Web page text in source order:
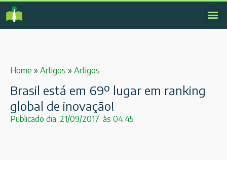
Home » Artigos » Artigos
Brasil está em 69º lugar em ranking
global de inovação!
Publicado dia: 21/09/2017 às 04:45